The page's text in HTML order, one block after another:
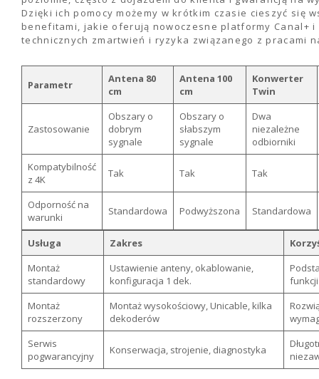
Dzięki ich pomocy możemy w krótkim czasie cieszyć się
benefitami, jakie oferują nowoczesne platformy Canal+ i
technicznych zmartwień i ryzyka związanego z pracami
Parametr
Antena 80
cm
Antena 100
cm
Konwerter
Twin
Zastosowanie
Obszary o
dobrym
sygnale
Obszary o
słabszym
sygnale
Dwa
niezależne
odbiorniki
Kompatybilność
z 4K
Tak Tak Tak
Odporność na
warunki
Standardowa Podwyższona Standardowa
Usługa Zakres
Montaż
standardowy
Ustawienie anteny, okablowanie,
konfiguracja 1 dek.
funkcji
Montaż
rozszerzony
Montaż wysokościowy, Unicable, kilka
dekoderów
Serwis
pogwarancyjny
Konserwacja, strojenie, diagnostyka